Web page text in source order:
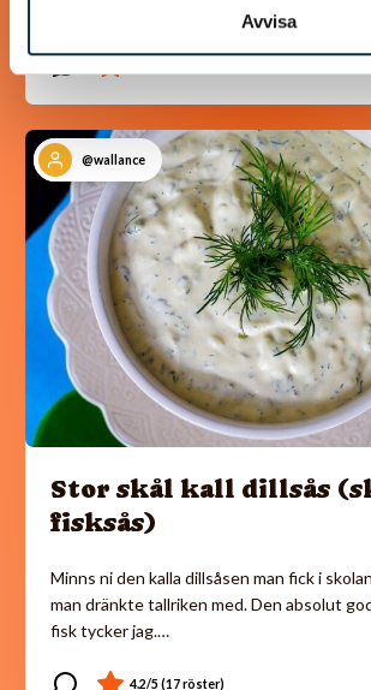
Avvisa
serverade med råstekt sötpotatistärningar.
@wallance
Stor skål kall dillsås
fisksås)
Minns ni den kalla dillsåsen man fick i
man dränkte tallriken med. Den absolut
fisk tycker jag.…